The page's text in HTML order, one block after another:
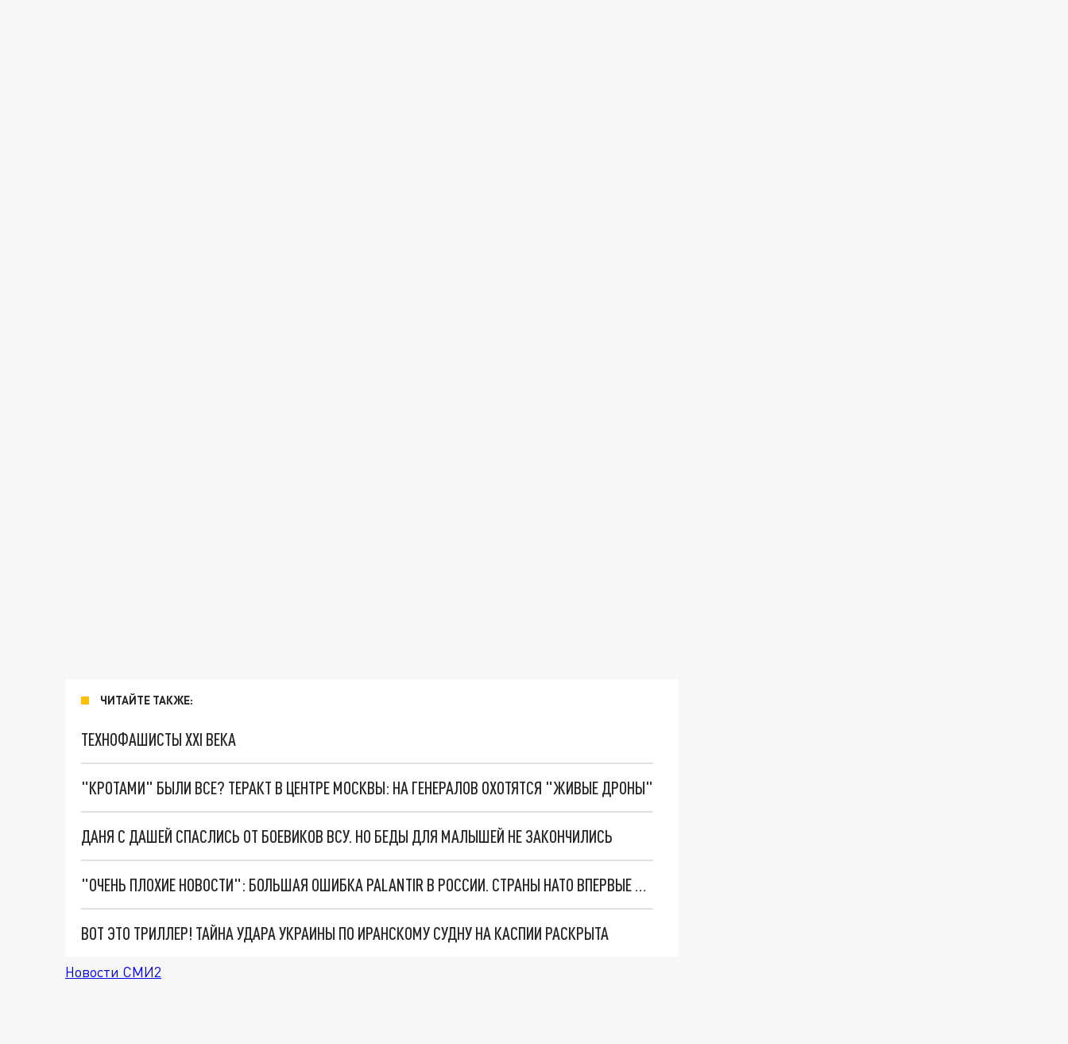
ЧИТАЙТЕ ТАКЖЕ:
ТЕХНОФАШИСТЫ XXI ВЕКА
"КРОТАМИ" БЫЛИ ВСЕ? ТЕРАКТ В ЦЕНТРЕ МОСКВЫ: НА ГЕНЕРАЛОВ ОХОТЯТСЯ "ЖИВЫЕ ДРОНЫ"
ДАНЯ С ДАШЕЙ СПАСЛИСЬ ОТ БОЕВИКОВ ВСУ. НО БЕДЫ ДЛЯ МАЛЫШЕЙ НЕ ЗАКОНЧИЛИСЬ
"ОЧЕНЬ ПЛОХИЕ НОВОСТИ": БОЛЬШАЯ ОШИБКА PALANTIR В РОССИИ. СТРАНЫ НАТО ВПЕРВЫЕ ЗА СВО ОСТАНОВИЛИ ПОСТАВКИ ОРУЖИЯ. ВСУ ТЕРЯЮТ ПРИГРАНИЧЬЕ?
ВОТ ЭТО ТРИЛЛЕР! ТАЙНА УДАРА УКРАИНЫ ПО ИРАНСКОМУ СУДНУ НА КАСПИИ РАСКРЫТА
Новости СМИ2